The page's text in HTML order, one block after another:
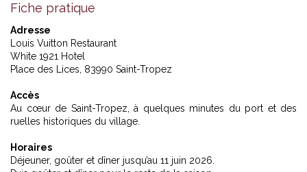
Fiche pratique
Adresse
Louis Vuitton Restaurant
White 1921 Hotel
Place des Lices, 83990 Saint-Tropez
Accès
Au cœur de Saint-Tropez, à quelques minutes du port et des
ruelles historiques du village.
Horaires
Déjeuner, goûter et dîner jusqu’au 11 juin 2026.